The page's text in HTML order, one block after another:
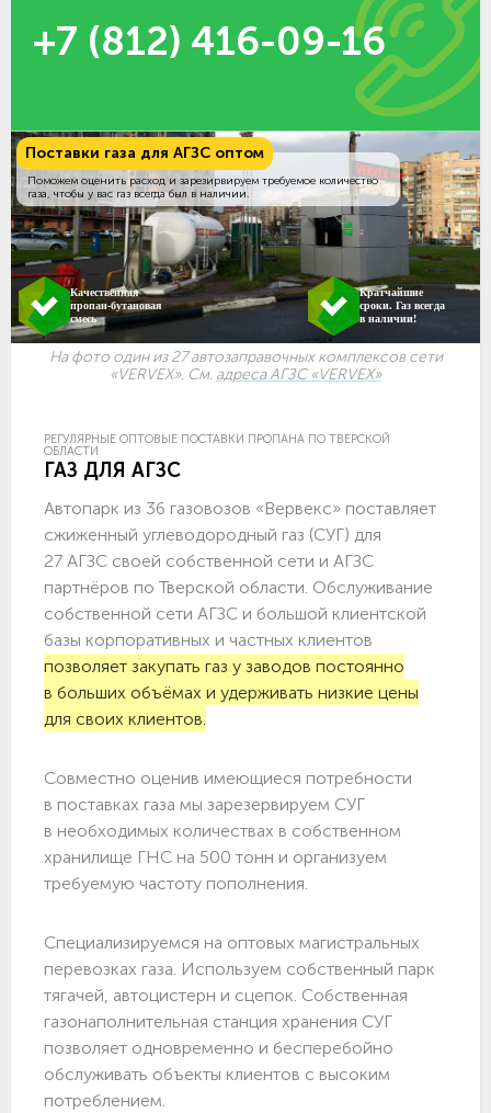
+7 (812) 416-09-16
Поставки газа для АГЗС оптом
Поможем оценить расход и зарезирвируем требуемое количество
газа, чтобы у вас газ всегда был в наличии.
Качественная
пропан-бутановая
смесь
Кратчайшие
сроки. Газ всегда
в наличии!
На фото один из 27 автозаправочных комплексов сети
«VERVEX». См. адреса АГЗС «VERVEX»
РЕГУЛЯРНЫЕ ОПТОВЫЕ ПОСТАВКИ ПРОПАНА ПО ТВЕРСКОЙ
ОБЛАСТИ
ГАЗ ДЛЯ АГЗС
Автопарк из 36 газовозов «Вервекс» поставляет
сжиженный углеводородный газ (СУГ) для
27 АГЗС своей собственной сети и АГЗС
партнёров по Тверской области. Обслуживание
собственной сети АГЗС и большой клиентской
базы корпоративных и частных клиентов
позволяет закупать газ у заводов постоянно
в больших объёмах и удерживать низкие цены
для своих клиентов.
Совместно оценив имеющиеся потребности
в поставках газа мы зарезервируем СУГ
в необходимых количествах в собственном
хранилище ГНС на 500 тонн и организуем
требуемую частоту пополнения.
Специализируемся на оптовых магистральных
перевозках газа. Используем собственный парк
тягачей, автоцистерн и сцепок. Собственная
газонаполнительная станция хранения СУГ
позволяет одновременно и бесперебойно
обслуживать объекты клиентов с высоким
потреблением.